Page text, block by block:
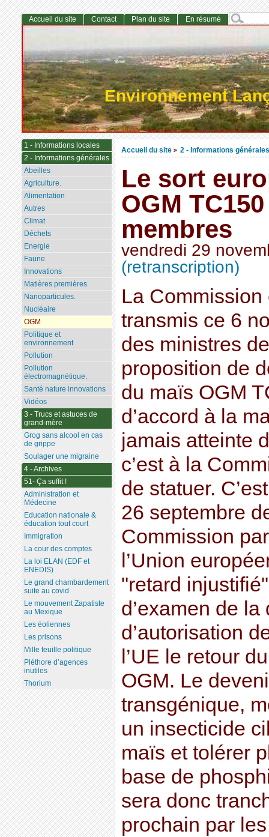
Environnement
Accueil du site > 2 - Informations générales
Le sort
OGM
membres
vendredi 29
(retranscription)
La
transmis ce 6
des ministres
proposition de
du maïs OGM
d’accord à la
jamais atteinte
c’est à la
de statuer.
26 septembre
Commission
l’Union
"retard
d’examen de la
d’autorisation
l’UE le retour
OGM. Le
transgénique,
un insecticide
maïs et tolérer
base de
sera donc
prochain par
Accueil du site Contact Plan du site En résumé
1 - Informations locales
2 - Informations générales
Abeilles
Agriculture.
Alimentation
Autres
Climat
Déchets
Energie
Faune
Innovations
Matières premières
Nanoparticules.
Nucléaire
OGM
Politique et
environnement
Pollution
Pollution
électromagnétique.
Santé nature innovations
Vidéos
3 - Trucs et astuces de
grand-mère
Grog sans alcool en cas
de grippe
Soulager une migraine
4 - Archives
51- Ça suffit !
Administration et
Médecine
Education nationale &
éducation tout court
Immigration
La cour des comptes
La loi ELAN (EDF et
ENEDIS)
Le grand chambardement
suite au covid
Le mouvement Zapatiste
au Mexique
Les éoliennes
Les prisons
Mille feuille politique
Pléthore d’agences
inutiles
Thorium